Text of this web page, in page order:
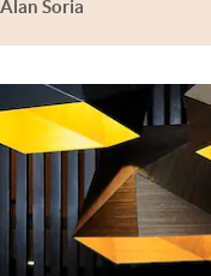
Alan Soria